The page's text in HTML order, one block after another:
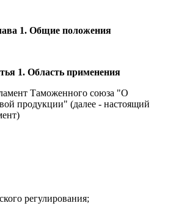
1. Общие положения
1. Область применения
Таможенного союза "О
продукции" (далее - настоящий
регулирования;